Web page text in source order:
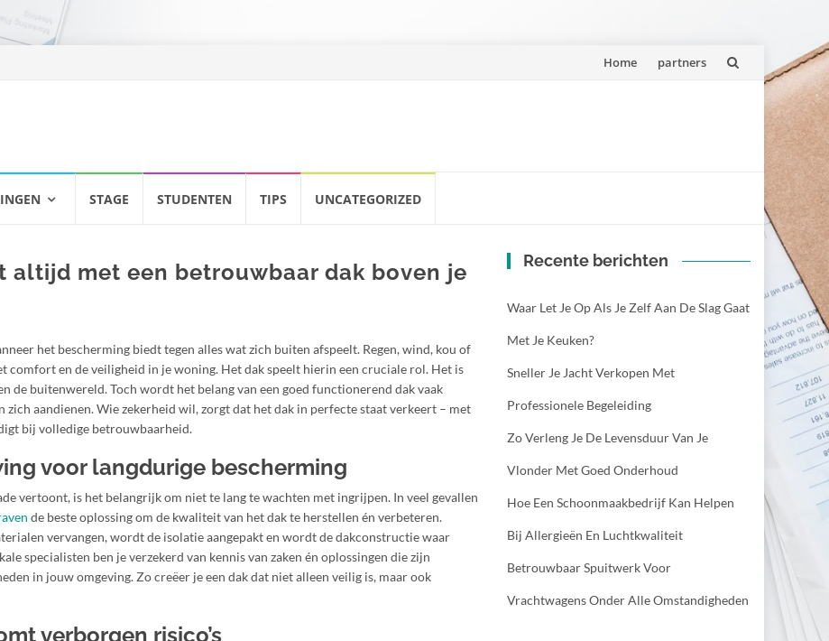
Spring
Home partners
STAGE STUDENTEN TIPS UNCATEGORIZED
altijd met een betrouwbaar dak boven je
het bescherming biedt tegen alles wat zich buiten afspeelt. Regen, wind, kou of
comfort en de veiligheid in je woning. Het dak speelt hierin een cruciale rol. Het is
de buitenwereld. Toch wordt het belang van een goed functionerend dak vaak
aandienen. Wie zekerheid wil, zorgt dat het dak in perfecte staat verkeert – met
bij volledige betrouwbaarheid.
voor langdurige bescherming
vertoont, is het belangrijk om niet te lang te wachten met ingrijpen. In veel gevallen
de beste oplossing om de kwaliteit van het dak te herstellen én verbeteren.
vervangen, wordt de isolatie aangepakt en wordt de dakconstructie waar
specialisten ben je verzekerd van kennis van zaken én oplossingen die zijn
in jouw omgeving. Zo creëer je een dak dat niet alleen veilig is, maar ook
verborgen risico’s
Recente berichten
Waar Let Je Op Als Je Zelf Aan De Slag Gaat
Met Je Keuken?
Sneller Je Jacht Verkopen Met
Professionele Begeleiding
Zo Verleng Je De Levensduur Van Je
Vlonder Met Goed Onderhoud
Hoe Een Schoonmaakbedrijf Kan Helpen
Bij Allergieën En Luchtkwaliteit
Betrouwbaar Spuitwerk Voor
Vrachtwagens Onder Alle Omstandigheden